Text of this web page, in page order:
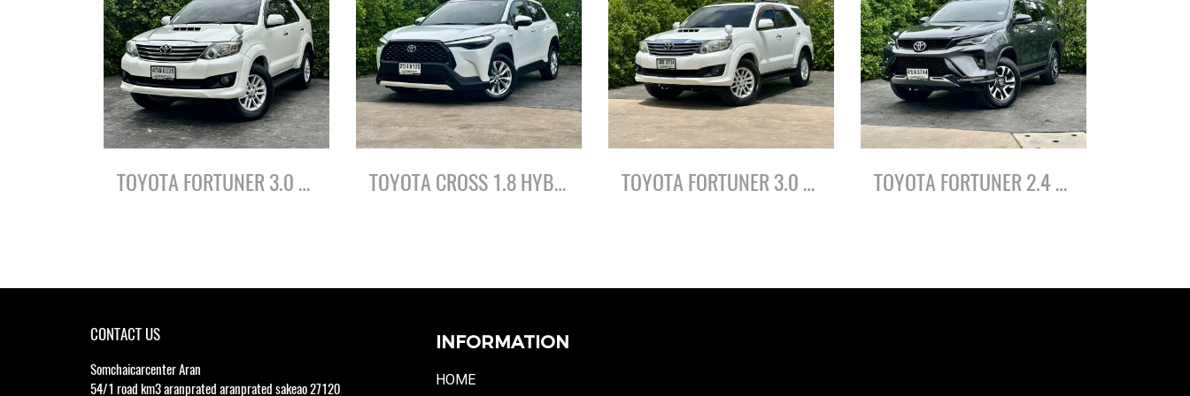
TOYOTA FORTUNER 3.0 V ปี56 TOYOTA CROSS 1.8 HYBRID SMART ปี64 TOYOTA FORTUNER 3.0 V ปี55 TOYOTA FORTUNER 2.4 LEADER G ปี66
CONTACT US
Somchaicarcenter Aran
54/1 road km3 aranprated aranprated sakeao 27120
INFORMATION
HOME